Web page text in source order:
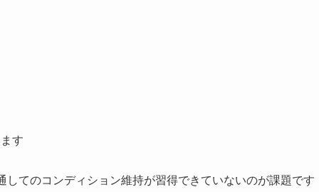
す
てのコンディション維持が習得できていないのが課題です